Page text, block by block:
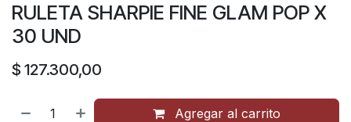
RULETA SHARPIE FINE GLAM POP X
30 UND
$ 127.300,00
Agregar al carrito